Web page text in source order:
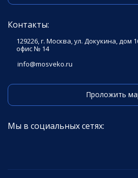
Контакты:
129226, г. Москва, ул. Докукина, дом
офис № 14
info@mosveko.ru
Проложить
Мы в социальных сетях: